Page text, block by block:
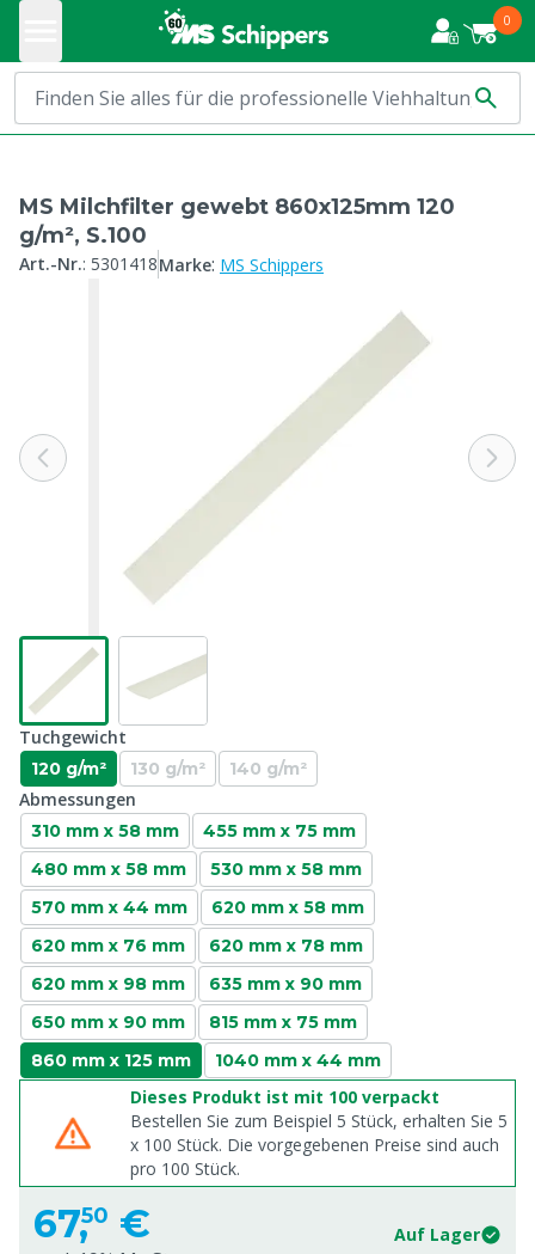
0
MS Milchfilter gewebt 860x125mm 120
g/m², S.100
Art.-Nr.: 5301418Marke: MS Schippers
Tuchgewicht
120 g/m² 130 g/m² 140 g/m²
Abmessungen
310 mm x 58 mm
455 mm x 75 mm
480 mm x 58 mm
530 mm x 58 mm
570 mm x 44 mm
620 mm x 58 mm
620 mm x 76 mm
620 mm x 78 mm
620 mm x 98 mm
635 mm x 90 mm
650 mm x 90 mm
815 mm x 75 mm
860 mm x 125 mm
1040 mm x 44 mm
Dieses Produkt ist mit 100 verpackt
Bestellen Sie zum Beispiel 5 Stück, erhalten Sie 5
x 100 Stück. Die vorgegebenen Preise sind auch
pro 100 Stück.
67,50 € Auf Lager